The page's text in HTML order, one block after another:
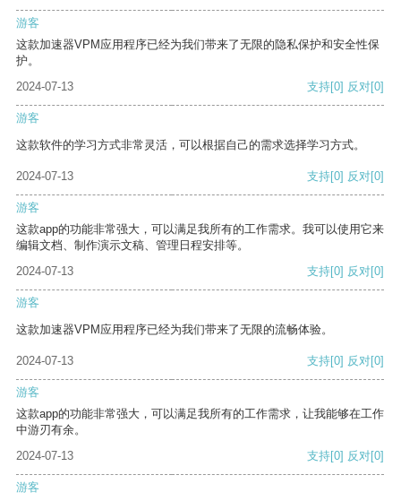
游客
这款加速器VPM应用程序已经为我们带来了无限的隐私保护和安全性保
护。
2024-07-13
支持[0] 反对[0]
游客
这款软件的学习方式非常灵活，可以根据自己的需求选择学习方式。
2024-07-13 支持[0] 反对[0]
游客
这款app的功能非常强大，可以满足我所有的工作需求。我可以使用它来
编辑文档、制作演示文稿、管理日程安排等。
2024-07-13
支持[0] 反对[0]
游客
这款加速器VPM应用程序已经为我们带来了无限的流畅体验。
2024-07-13 支持[0] 反对[0]
游客
这款app的功能非常强大，可以满足我所有的工作需求，让我能够在工作
中游刃有余。
2024-07-13
支持[0] 反对[0]
游客